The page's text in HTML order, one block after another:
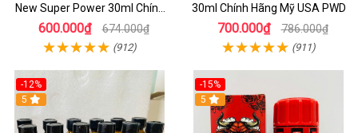
New Super Power 30ml Chính
Hãng Mỹ USA
600.000₫ 674.000₫
(912)
30ml Chính Hãng Mỹ USA PWD
700.000₫ 786.000₫
(911)
-12%
5
-15%
5